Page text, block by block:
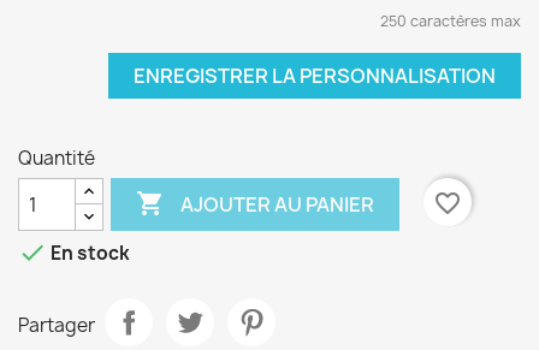
250 caractères max
ENREGISTRER LA PERSONNALISATION
Quantité
 AJOUTER AU PANIER
favorite_border
 En stock
Partager